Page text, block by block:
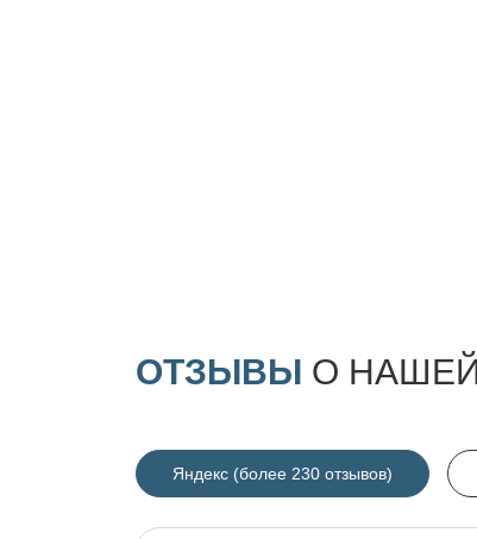
ОТЗЫВЫ О
Яндекс (более 230 отзывов)